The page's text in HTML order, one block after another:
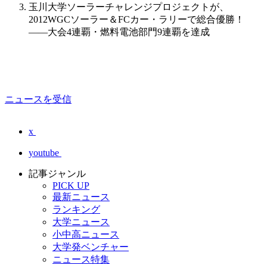
玉川大学ソーラーチャレンジプロジェクトが、
2012WGCソーラー＆FCカー・ラリーで総合優勝！
――大会4連覇・燃料電池部門9連覇を達成
ニュースを受信
x
youtube
記事ジャンル
PICK UP
最新ニュース
ランキング
大学ニュース
小中高ニュース
大学発ベンチャー
ニュース特集